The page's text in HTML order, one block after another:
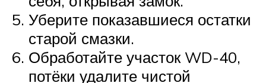
Уберите показавшиеся остатки
старой смазки.
Обработайте участок WD-40,
потёки удалите чистой